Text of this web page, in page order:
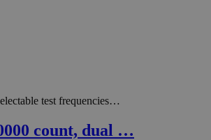
test frequencies…
count, dual …